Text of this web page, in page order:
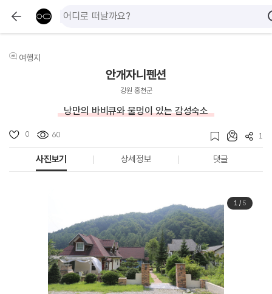
여행지
안개자니펜션
강원 홍천군
낭만의 바비큐와 불멍이 있는 감성숙소
0 60 1
사진보기 상세정보 댓글
1/ 5